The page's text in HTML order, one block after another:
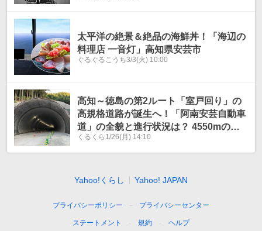
太平洋の絶景＆絶品の海鮮丼！「海辺の
料理店 一音灯」高知県安芸市
ぐるぐるこうち3/3(火) 10:00
高知～徳島の第2ルート「室戸回り」の
高規格道路が誕生へ！「阿南安芸自動車
道」の全貌と進行状況は？ 4550mの長
大トンネルも【いま気になる道路計画】
くるくら 1/26(月) 14:10
Yahoo!くらし Yahoo! JAPAN
プライバシーポリシー プライバシーセンター
ステートメント 規約 ヘルプ